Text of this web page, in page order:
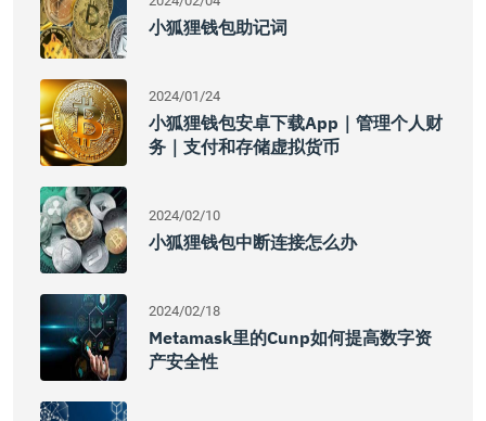
小狐狸钱包助记词
2024/01/24
小狐狸钱包安卓下载app｜管理个人财
务｜支付和存储虚拟货币
2024/02/10
小狐狸钱包中断连接怎么办
2024/02/18
Metamask里的cunp如何提高数字资
产安全性